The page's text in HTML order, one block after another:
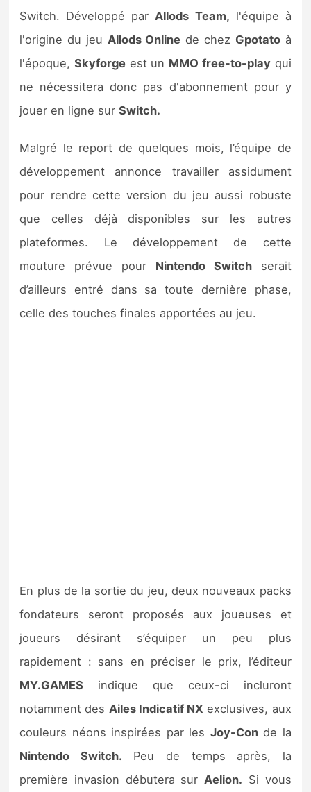
Tests d’accessoires
Autres tests
Previews
Précommandes
Précommandes jeux Switch 2
Sorties de jeux
Bons plans
Guides
Switch. Développé par Allods Team, l'équipe à
l'origine du jeu Allods Online de chez Gpotatoà
l'époque, Skyforgeest un MMO free-to-playqui
ne nécessitera donc pas d'abonnement pour y
jouer en ligne surSwitch.
Malgré le report de quelques mois, l’équipe de
développement annonce travailler assidument
pour rendre cette version du jeu aussi robuste
que celles déjà disponibles sur les autres
plateformes. Le développement de cette
mouture prévue pour Nintendo Switchserait
d’ailleurs entré dans sa toute dernière phase,
celle des touches finales apportées au jeu.
En plus de la sortie du jeu, deux nouveaux packs
fondateurs seront proposés aux joueuses et
joueurs désirant s’équiper un peu plus
rapidement : sans en préciser le prix, l’éditeur
MY.GAMES indique que ceux-ci incluront
notamment des Ailes Indicatif NX exclusives, aux
couleurs néons inspirées par les Joy-Conde la
Nintendo Switch. Peu de temps après, la
première invasion débutera surAelion. Si vous